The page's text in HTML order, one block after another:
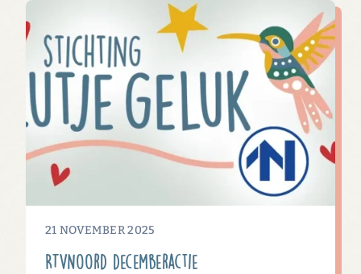
21 NOVEMBER 2025
RTVNoord decemberactie